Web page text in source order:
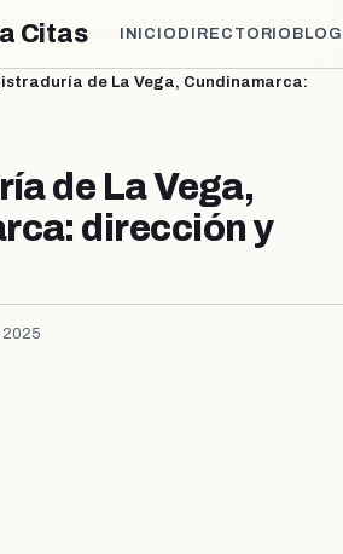
Citas INICIO DIRECTORIO BLOG
de La Vega, Cundinamarca:
de La Vega,
dirección y
2025